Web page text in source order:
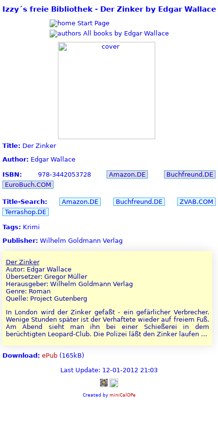
Izzy´s freie Bibliothek - Der Zinker by Edgar Wallace
Start Page
All books by Edgar Wallace
Title: Der Zinker
Author: Edgar Wallace
ISBN: 978-3442053728 Amazon.DE
Buchfreund.DE
EuroBuch.COM
Title-Search: Amazon.DE Buchfreund.DE
ZVAB.COM
Terrashop.DE
Tags: Krimi
Publisher: Wilhelm Goldmann Verlag
Der Zinker
Autor: Edgar Wallace
Übersetzer: Gregor Müller
Herausgeber: Wilhelm Goldmann Verlag
Genre: Roman
Quelle: Project Gutenberg
In London wird der Zinker gefaßt - ein gefärlicher Verbrecher.
Wenige Stunden später ist der Verhaftete wieder auf freiem Fuß.
Am Abend sieht man ihn bei einer Schießerei in dem
berüchtigten Leopard-Club. Die Polizei läßt den Zinker laufen …
Download: ePub (165kB)
Last Update: 12-01-2012 21:03
Created by miniCalOPe